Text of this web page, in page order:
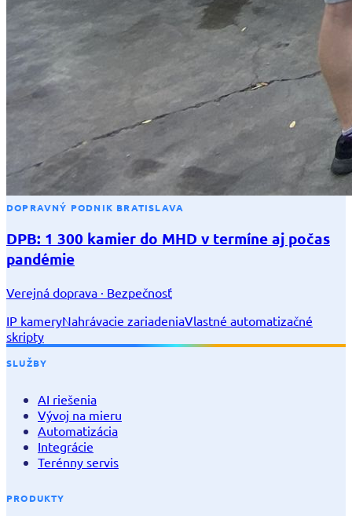
DOPRAVNÝ PODNIK BRATISLAVA
DPB: 1 300 kamier do MHD v termíne aj počas
pandémie
Verejná doprava · Bezpečnosť
IP kameryNahrávacie zariadeniaVlastné automatizačné
skripty
SLUŽBY
AI riešenia
Vývoj na mieru
Automatizácia
Integrácie
Terénny servis
PRODUKTY